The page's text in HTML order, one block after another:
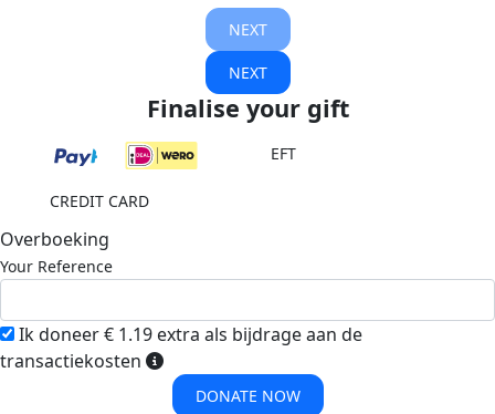
NEXT
NEXT
Finalise your gift
EFT
CREDIT CARD
Overboeking
Your Reference
Ik doneer € 1.19 extra als bijdrage aan de
transactiekosten
DONATE NOW